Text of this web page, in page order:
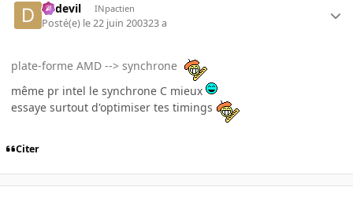
dadevil INpactien
Posté(e) le 22 juin 200323 a
plate-forme AMD --> synchrone
même pr intel le synchrone C mieux
essaye surtout d'optimiser tes timings
Citer